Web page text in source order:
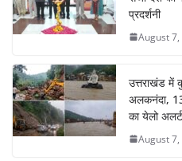
प्रदर्शनी
August
उत्तराखंड में
अलकनंदा,
का येलो अलर्ट
August